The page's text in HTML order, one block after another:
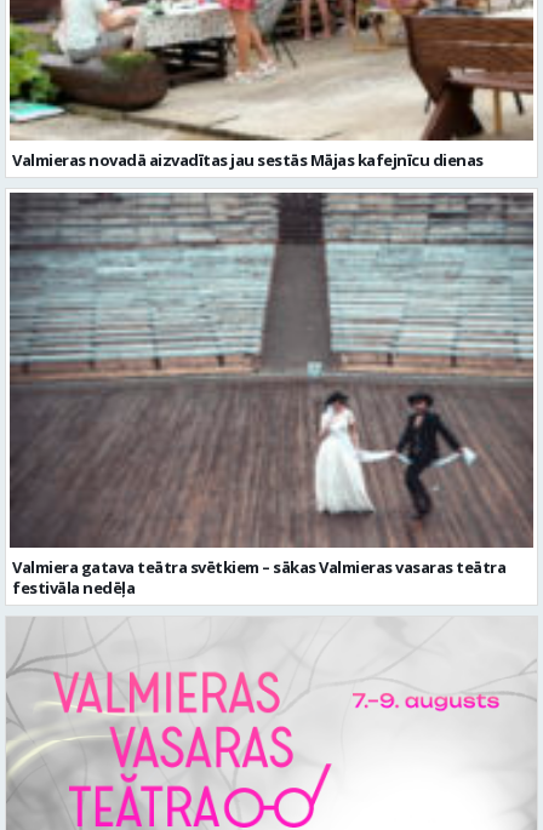
Valmieras novadā aizvadītas jau sestās Mājas kafejnīcu dienas
Valmiera gatava teātra svētkiem – sākas Valmieras vasaras teātra
festivāla nedēļa